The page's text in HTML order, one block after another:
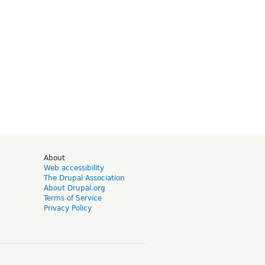
About
Web accessibility
The Drupal Association
About Drupal.org
Terms of Service
Privacy Policy